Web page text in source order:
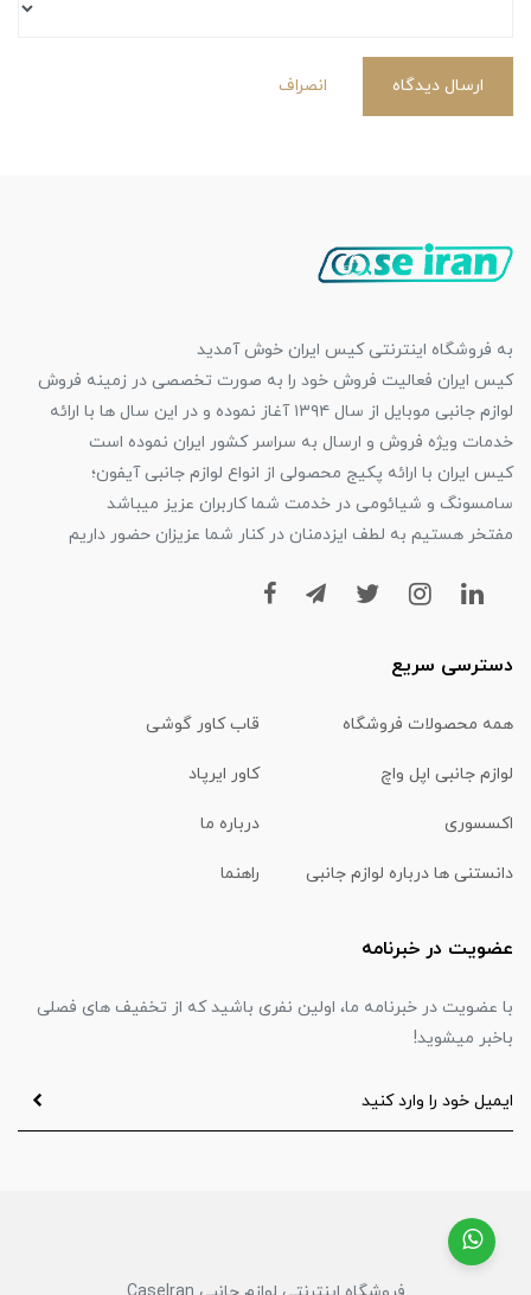
ارسال دیدگاه انصراف
به فروشگاه اینترنتی کیس ایران خوش آمدید
کیس ایران فعالیت فروش خود را به صورت تخصصی در زمینه فروش
لوازم جانبی موبایل از سال ۱۳۹۴ آغاز نموده و در این سال ها با ارائه
خدمات ویژه فروش و ارسال به سراسر کشور ایران نموده است
کیس ایران با ارائه پکیج محصولی از انواع لوازم جانبی آیفون؛
سامسونگ و شیائومی در خدمت شما کاربران عزیز میباشد
مفتخر هستیم به لطف ایزدمنان در کنار شما عزیزان حضور داریم
دسترسی سریع
همه محصولات فروشگاه قاب کاور گوشی
لوازم جانبی اپل واچ کاور ایرپاد
اکسسوری درباره ما
دانستنی ها درباره لوازم جانبی راهنما
عضویت در خبرنامه
با عضویت در خبرنامه ما، اولین نفری باشید که از تخفیف های فصلی
باخبر میشوید!